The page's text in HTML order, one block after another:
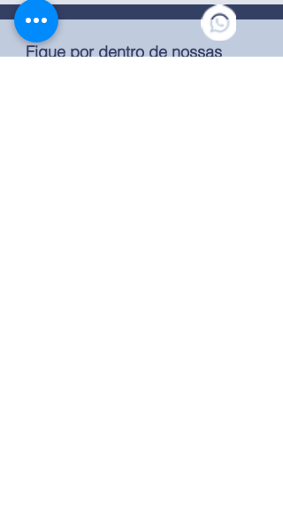
Fique por dentro de nossas